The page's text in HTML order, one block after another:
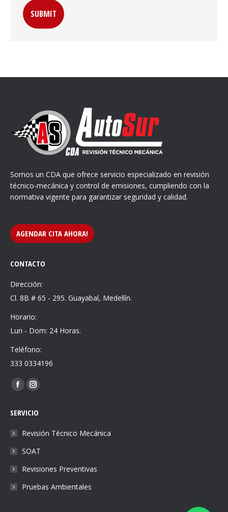
SUBMIT
Somos un CDA que ofrece servicio especializado en revisión
técnico-mecánica y control de emisiones, cumpliendo con la
normativa vigente para garantizar seguridad y calidad.
AGENDAR CITA AHORA!
CONTACTO
Dirección:
Cl. 8B # 65 - 295. Guayabal, Medellín.
Horario:
Lun - Dom: 24 Horas.
Teléfono:
333 0334196
Find us on:
Facebook
opens
in
window
Instagram
opens
in
window
SERVICIO
Revisión Técnico Mecánica
SOAT
Revisiones Preventivas
Pruebas Ambientales